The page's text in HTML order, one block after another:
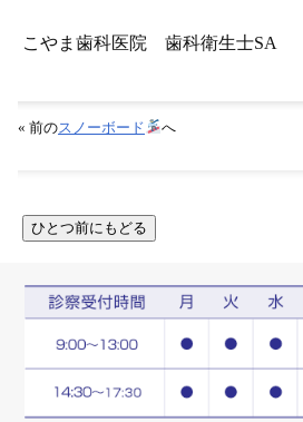
こやま歯科医院 歯科衛生士SA
« 前のスノーボード へ